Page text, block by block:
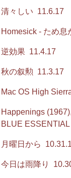
清々しい 11.6.17
Homesick - ため息
逆効果 11.4.17
秋の叙勲 11.3.17
Mac OS High
Happenings
BLUE
月曜日から
今日は雨降り